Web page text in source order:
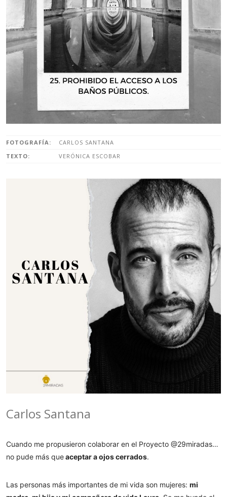
FOTOGRAFÍA:
CARLOS SANTANA
TEXTO:
VERÓNICA ESCOBAR
Carlos Santana
Cuando me propusieron colaborar en el Proyecto @29miradas…
no pude más queaceptar a ojos cerrados.
Las personas más importantes de mi vida son mujeres: mi